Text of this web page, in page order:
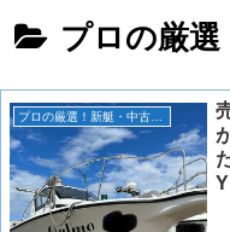
プロの厳選
プロの厳選！新艇・中古艇情報！